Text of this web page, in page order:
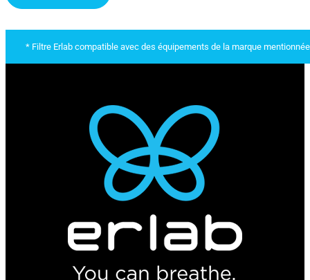
* Filtre Erlab compatible avec des équipements de la marque